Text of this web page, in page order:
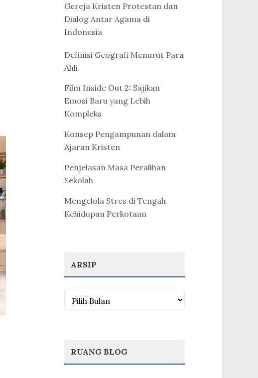
Gereja Kristen Protestan dan
Dialog Antar Agama di
Indonesia
Definisi Geografi Menurut Para
Ahli
Film Inside Out 2: Sajikan
Emosi Baru yang Lebih
Kompleks
Konsep Pengampunan dalam
Ajaran Kristen
Penjelasan Masa Peralihan
Sekolah
Mengelola Stres di Tengah
Kehidupan Perkotaan
ARSIP
Arsip
RUANG BLOG